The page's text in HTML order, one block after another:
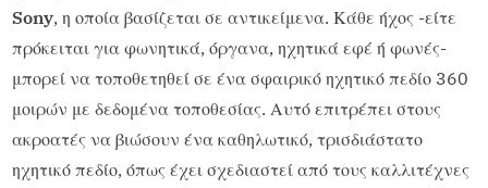
Sony, η οποία βασίζεται σε αντικείμενα. Κάθε ήχος -είτε
πρόκειται για φωνητικά, όργανα, ηχητικά εφέ ή φωνές-
μπορεί να τοποθετηθεί σε ένα σφαιρικό ηχητικό πεδίο 360
μοιρών με δεδομένα τοποθεσίας. Αυτό επιτρέπει στους
ακροατές να βιώσουν ένα καθηλωτικό, τρισδιάστατο
ηχητικό πεδίο, όπως έχει σχεδιαστεί από τους καλλιτέχνες